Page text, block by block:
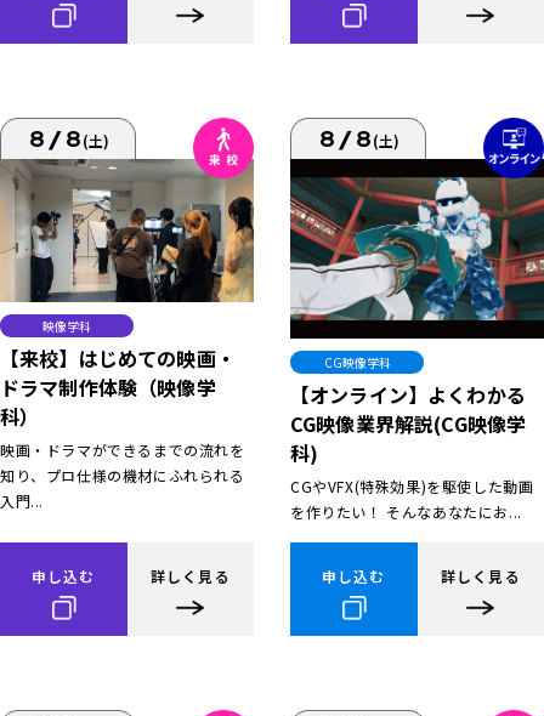
8/8(土)
映像学科
【来校】はじめての映画・
ドラマ制作体験（映像学
科）
映画・ドラマができるまでの流れを
知り、プロ仕様の機材にふれられる
入門...
申し込む 詳しく見る
8/8(土)
CG映像学科
【オンライン】よくわかる
CG映像業界解説(CG映像学
科)
CGやVFX(特殊効果)を駆使した動画
を作りたい！ そんなあなたにお...
申し込む 詳しく見る